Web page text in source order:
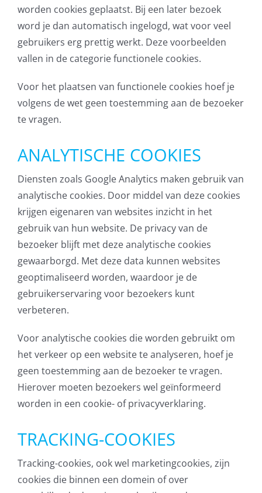
worden cookies geplaatst. Bij een later bezoek
word je dan automatisch ingelogd, wat voor veel
gebruikers erg prettig werkt. Deze voorbeelden
vallen in de categorie functionele cookies.
Voor het plaatsen van functionele cookies hoef je
volgens de wet geen toestemming aan de bezoeker
te vragen.
ANALYTISCHE COOKIES
Diensten zoals Google Analytics maken gebruik van
analytische cookies. Door middel van deze cookies
krijgen eigenaren van websites inzicht in het
gebruik van hun website. De privacy van de
bezoeker blijft met deze analytische cookies
gewaarborgd. Met deze data kunnen websites
geoptimaliseerd worden, waardoor je de
gebruikerservaring voor bezoekers kunt
verbeteren.
Voor analytische cookies die worden gebruikt om
het verkeer op een website te analyseren, hoef je
geen toestemming aan de bezoeker te vragen.
Hierover moeten bezoekers wel geïnformeerd
worden in een cookie- of privacyverklaring.
TRACKING-COOKIES
Tracking-cookies, ook wel marketingcookies, zijn
cookies die binnen een domein of over